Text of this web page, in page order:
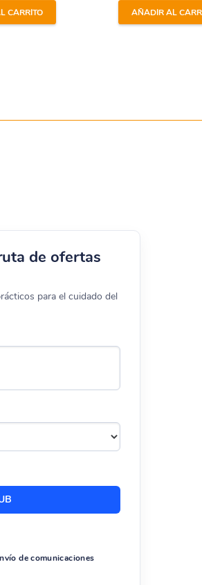
en los skimmers o en el prefiltro
piscinas de liner, poliéster, lona y
lo que asegura una limpieza sin
lentamente para una acción
sección de
CARRITO AÑADIR AL
de ofertas
para el cuidado del
de comunicaciones